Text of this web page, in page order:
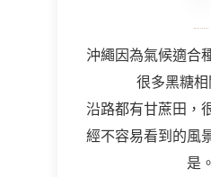
沖繩因為氣候適合
很多黑糖相
沿路都有甘蔗田，
經不容易看到的風
是。